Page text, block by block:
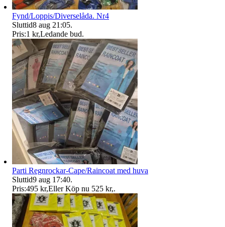
Fynd/Loppis/Diverselåda. Nr4
Sluttid8 aug 21:05.
Pris:1 kr,Ledande bud.
Parti Regnrockar-Cape/Raincoat med huva
Sluttid9 aug 17:40.
Pris:495 kr,Eller Köp nu 525 kr,.